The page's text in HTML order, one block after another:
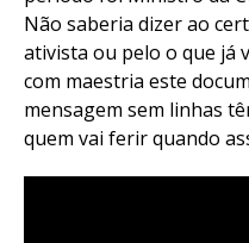
Não saberia dizer ao
ativista ou pelo o que já
com maestria este
mensagem sem linhas
quem vai ferir quando